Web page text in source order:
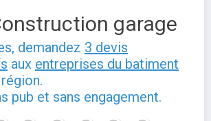
garage
demandez 3 devis
aux entreprises du batiment
pub et sans engagement.